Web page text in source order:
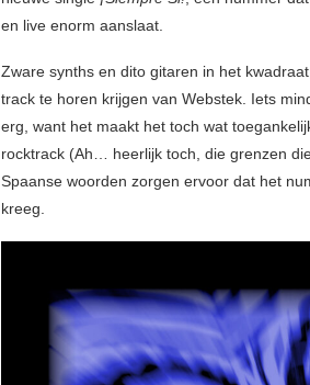
en live enorm aanslaat.
Zware synths en dito gitaren in het
track te horen krijgen van Webstek. Iets
erg, want het maakt het toch wat
rocktrack (Ah… heerlijk toch, die grenzen
Spaanse woorden zorgen ervoor dat het
kreeg.